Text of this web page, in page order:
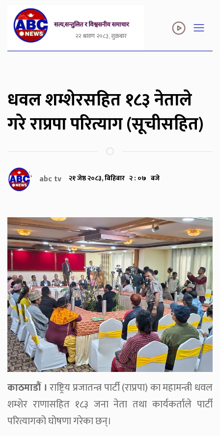
२२ श्रावण २०८३, शुक्रबार
धवल शम्शेरसहित १८३ नेताले
गरे राप्रपा परित्याग (सूचीसहित)
abc tv २१ जेष्ठ २०८३, बिहिबार २ : ०७ बजे
काठमाडौं । राष्ट्रिय प्रजातन्त्र पार्टी (राप्रपा) का महामन्त्री धवल
शम्शेर राणासहित १८३ जना नेता तथा कार्यकर्ताले पार्टी
परित्यागको घोषणा गरेका छन्।